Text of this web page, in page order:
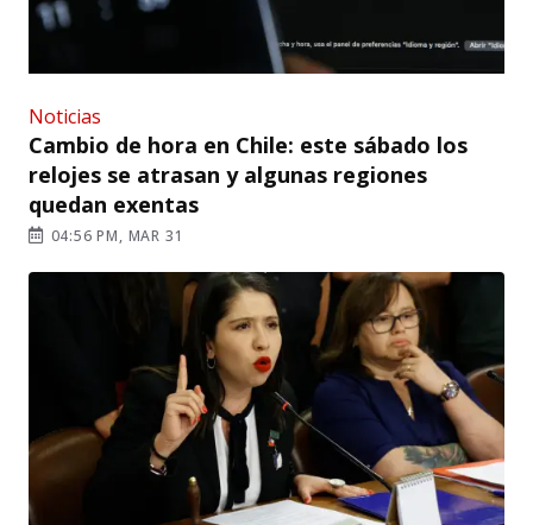
Noticias
Cambio de hora en Chile: este sábado los
relojes se atrasan y algunas regiones
quedan exentas
04:56 PM, MAR 31